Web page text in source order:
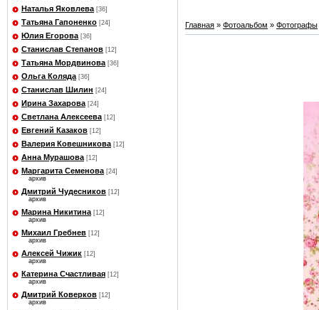
Наталья Яковлева [36]
Татьяна Гапоненко [24]
Юлия Егорова [36]
Станислав Степанов [12]
Татьяна Мордвинова [36]
Ольга Коляда [36]
Станислав Шилин [24]
Ирина Захарова [24]
Светлана Алексеева [12]
Евгений Казаков [12]
Валерия Ковешникова [12]
Анна Мурашова [12]
Маргарита Семенова [24]
архив
Дмитрий Чудесников [12]
архив
Марина Никитина [12]
архив
Михаил Гребнев [12]
архив
Алексей Чижик [12]
архив
Катерина Счастливая [12]
архив
Дмитрий Коверков [12]
архив
Главная » Фотоальбом » Фотографы